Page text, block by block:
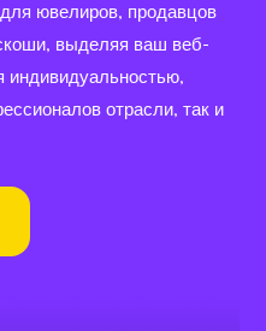
ювелиров, продавцов
выделяя ваш веб-
индивидуальностью,
отрасли, так и